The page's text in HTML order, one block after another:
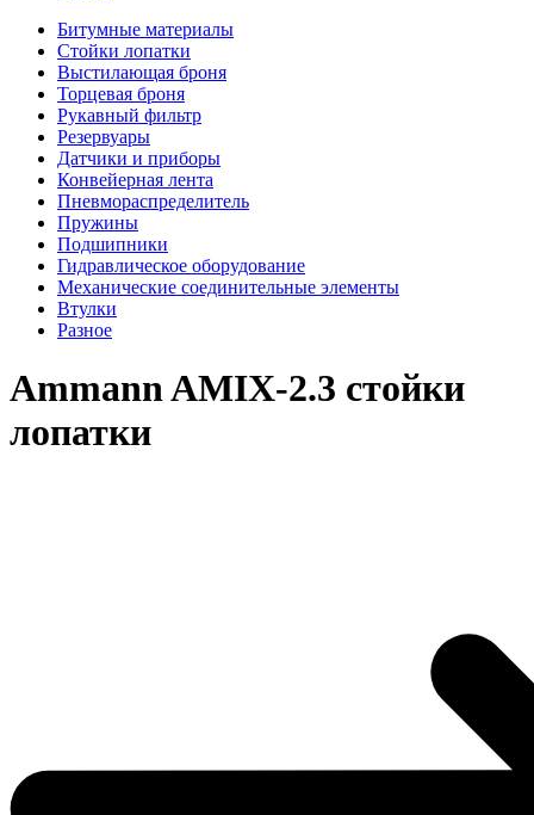
Битумные материалы
Стойки лопатки
Выстилающая броня
Торцевая броня
Рукавный фильтр
Резервуары
Датчики и приборы
Конвейерная лента
Пневмораспределитель
Пружины
Подшипники
Гидравлическое оборудование
Механические соединительные элементы
Втулки
Разное
Ammann AMIX-2.3 стойки
лопатки